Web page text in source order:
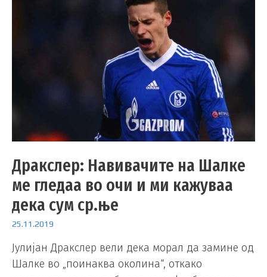
Дракслер: Навивачите на Шалке
ме гледаа во очи и ми кажуваа
дека сум ср.ње
25.11.2019
Јулијан Дракслер вели дека морал да замине од
Шалке во „поинаква околина“, откако